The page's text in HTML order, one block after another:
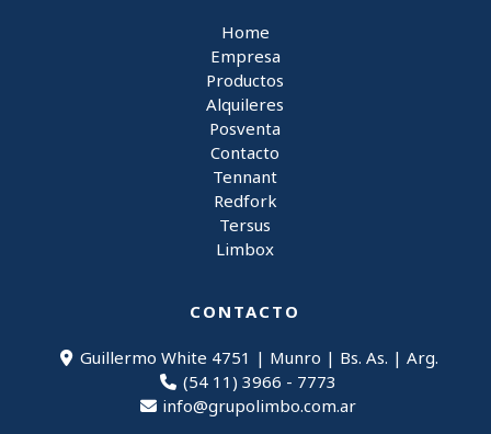
Home
Empresa
Productos
Alquileres
Posventa
Contacto
Tennant
Redfork
Tersus
Limbox
CONTACTO
Guillermo White 4751 | Munro | Bs. As. | Arg.
(54 11) 3966 - 7773
info@grupolimbo.com.ar